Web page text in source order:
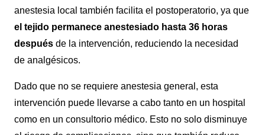
anestesia local también facilita el postoperatorio, ya que
el tejido permanece anestesiado hasta 36 horas
después de la intervención, reduciendo la necesidad
de analgésicos.
Dado que no se requiere anestesia general, esta
intervención puede llevarse a cabo tanto en un hospital
como en un consultorio médico. Esto no solo disminuye